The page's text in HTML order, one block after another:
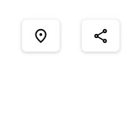
place share